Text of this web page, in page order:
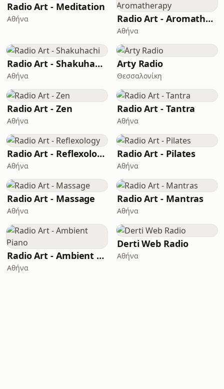
Radio Art - Meditation
Αθήνα Radio Art - Aromatherapy
Αθήνα
Radio Art - Shakuhachi
Αθήνα
Arty Radio
Θεσσαλονίκη
Radio Art - Zen
Αθήνα
Radio Art - Tantra
Αθήνα
Radio Art - Reflexology
Αθήνα
Radio Art - Pilates
Αθήνα
Radio Art - Massage
Αθήνα
Radio Art - Mantras
Αθήνα
Radio Art - Ambient Piano
Αθήνα
Derti Web Radio
Αθήνα